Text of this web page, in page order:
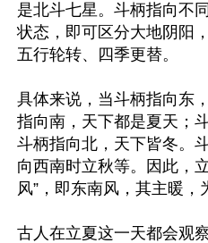
是北斗七星。斗柄指向不
状态，即可区分大地阴阳
五行轮转、四季更替。
具体来说，当斗柄指向东
指向南，天下都是夏天；
斗柄指向北，天下皆冬。
向西南时立秋等。因此，
风”，即东南风，其主暖，
古人在立夏这一天都会观